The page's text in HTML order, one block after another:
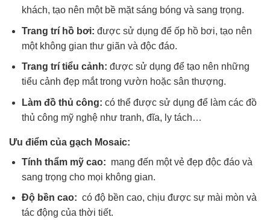
khách, tạo nên một bề mặt sáng bóng và sang trọng.
Trang trí hồ bơi: được sử dụng để ốp hồ bơi, tạo nên
một không gian thư giãn và độc đáo.
Trang trí tiểu cảnh: được sử dụng để tạo nên những
tiểu cảnh đẹp mắt trong vườn hoặc sân thượng.
Làm đồ thủ công: có thể được sử dụng để làm các đồ
thủ công mỹ nghệ như tranh, đĩa, ly tách…
Ưu điểm của gạch Mosaic:
Tính thẩm mỹ cao: mang đến một vẻ đẹp độc đáo và
sang trọng cho mọi không gian.
Độ bền cao: có độ bền cao, chịu được sự mài mòn và
tác động của thời tiết.